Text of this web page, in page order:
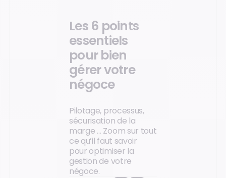
Les 6 points
essentiels
pour bien
gérer votre
négoce
Pilotage, processus,
sécurisation de la
marge … Zoom sur tout
ce qu’il faut savoir
pour optimiser la
gestion de votre
négoce.